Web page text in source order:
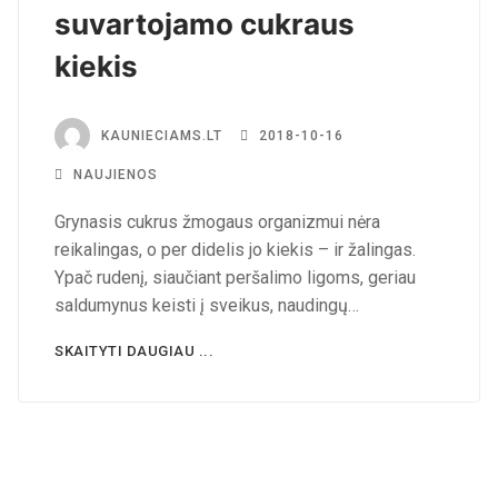
suvartojamo cukraus
kiekis
KAUNIECIAMS.LT 2018-10-16
NAUJIENOS
Grynasis cukrus žmogaus organizmui nėra
reikalingas, o per didelis jo kiekis – ir žalingas.
Ypač rudenį, siaučiant peršalimo ligoms, geriau
saldumynus keisti į sveikus, naudingų…
SKAITYTI DAUGIAU ...